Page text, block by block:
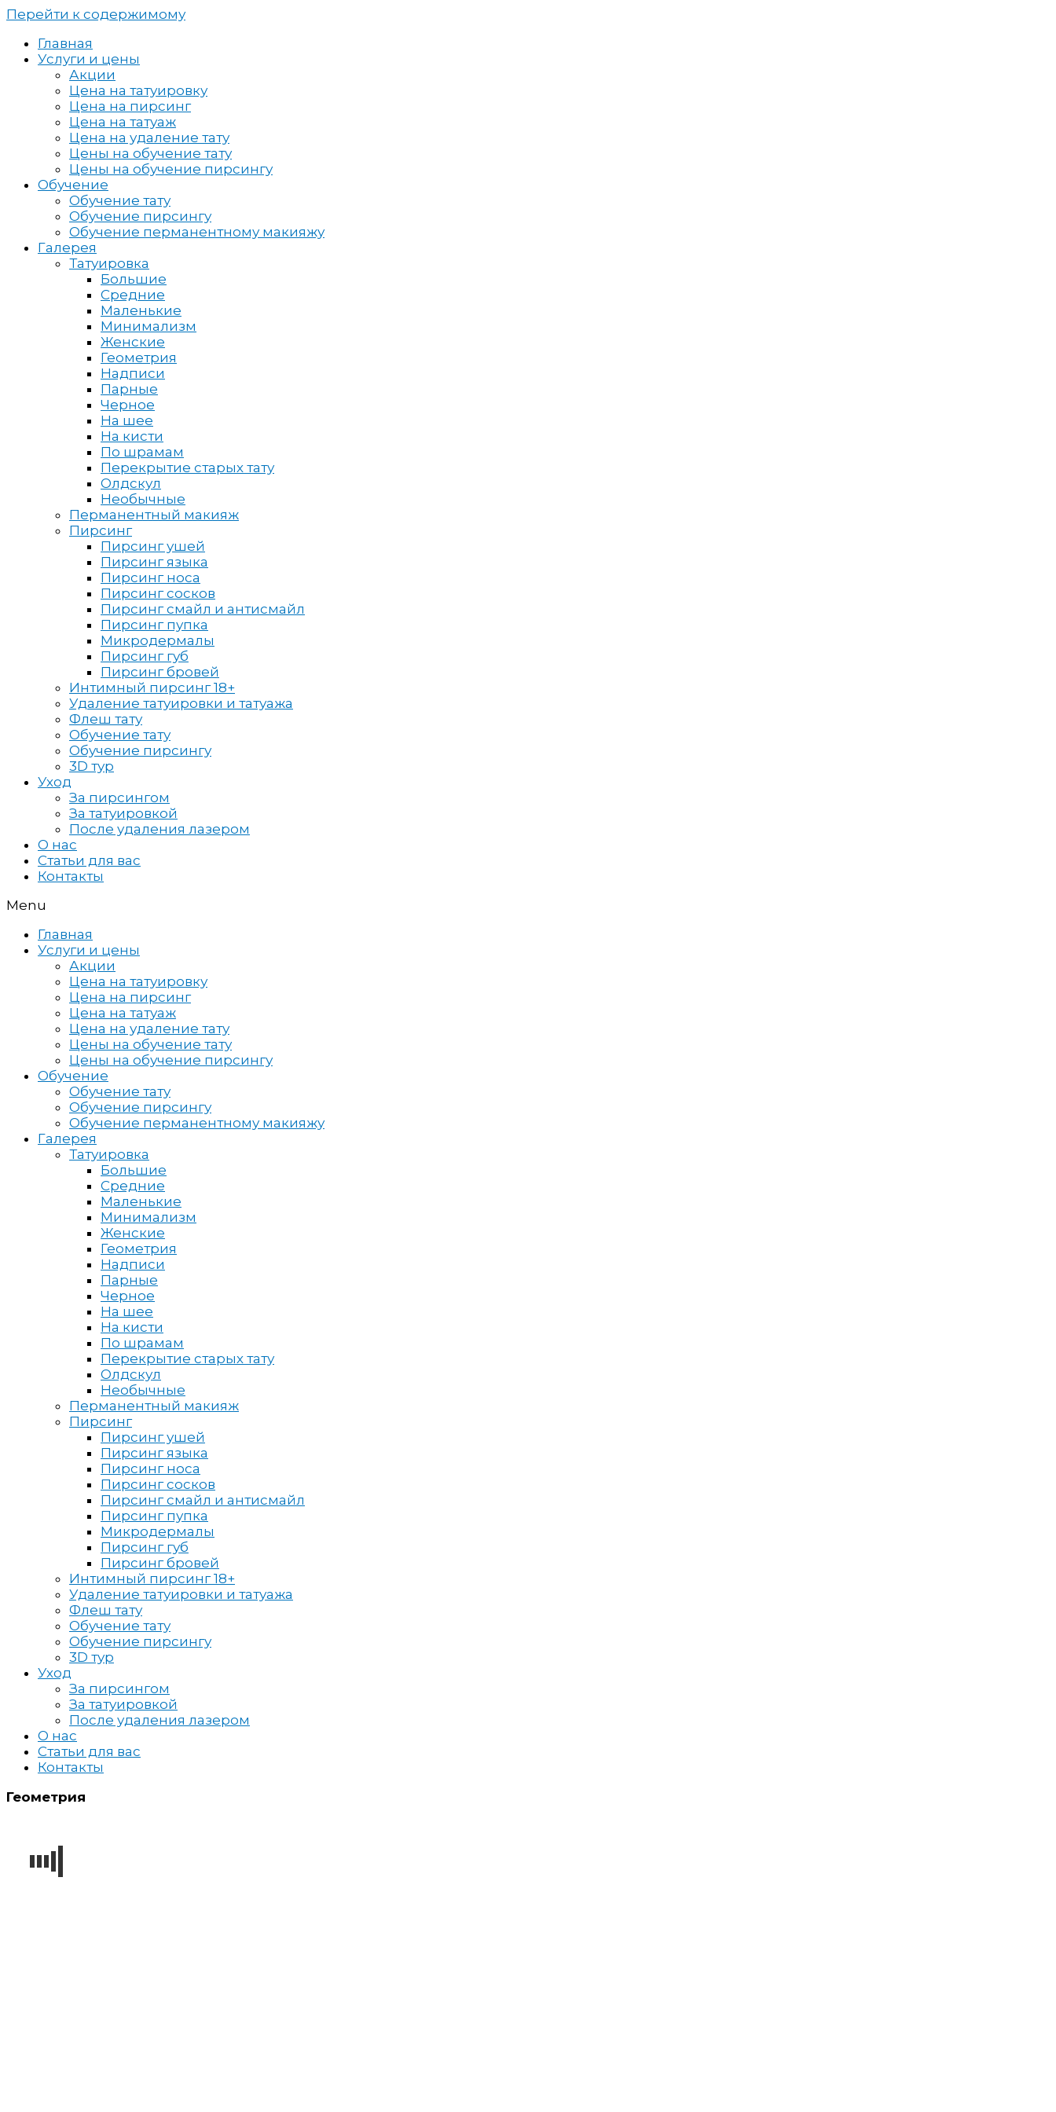
Перейти к содержимому
Главная
Услуги и цены
Акции
Цена на татуировку
Цена на пирсинг
Цена на татуаж
Цена на удаление тату
Цены на обучение тату
Цены на обучение пирсингу
Обучение
Обучение тату
Обучение пирсингу
Обучение перманентному макияжу
Галерея
Татуировка
Большие
Средние
Маленькие
Минимализм
Женские
Геометрия
Надписи
Парные
Черное
На шее
На кисти
По шрамам
Перекрытие старых тату
Олдскул
Необычные
Перманентный макияж
Пирсинг
Пирсинг ушей
Пирсинг языка
Пирсинг носа
Пирсинг сосков
Пирсинг смайл и антисмайл
Пирсинг пупка
Микродермалы
Пирсинг губ
Пирсинг бровей
Интимный пирсинг 18+
Удаление татуировки и татуажа
Флеш тату
Обучение тату
Обучение пирсингу
3D тур
Уход
За пирсингом
За татуировкой
После удаления лазером
О нас
Статьи для вас
Контакты
Menu
Главная
Услуги и цены
Акции
Цена на татуировку
Цена на пирсинг
Цена на татуаж
Цена на удаление тату
Цены на обучение тату
Цены на обучение пирсингу
Обучение
Обучение тату
Обучение пирсингу
Обучение перманентному макияжу
Галерея
Татуировка
Большие
Средние
Маленькие
Минимализм
Женские
Геометрия
Надписи
Парные
Черное
На шее
На кисти
По шрамам
Перекрытие старых тату
Олдскул
Необычные
Перманентный макияж
Пирсинг
Пирсинг ушей
Пирсинг языка
Пирсинг носа
Пирсинг сосков
Пирсинг смайл и антисмайл
Пирсинг пупка
Микродермалы
Пирсинг губ
Пирсинг бровей
Интимный пирсинг 18+
Удаление татуировки и татуажа
Флеш тату
Обучение тату
Обучение пирсингу
3D тур
Уход
За пирсингом
За татуировкой
После удаления лазером
О нас
Статьи для вас
Контакты
Геометрия